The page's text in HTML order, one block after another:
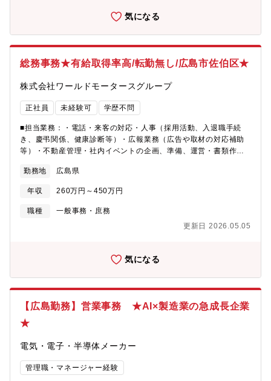
気になる
総務事務★有給取得率高/転勤無し/広島市佐伯区★
株式会社ワールドモータースグループ
正社員 未経験可 学歴不問
■担当業務：・電話・来客の対応・人事（採用活動、入退職手続
き、慶弔関係、健康診断等）・広報業務（広告や取材の対応補助
等）・不動産管理・社内イベントの企画、準備、運営・書類作成
現金の入出金管理、経費精算※幅広い業務をお任せしますが、そ
の中でも多くある業務としてはお電話対応、来客対応、経費精算
となります。業務負担が個人に偏らないように部署内で協力しあ
う組織です。■入社後の流れ：入社後は総務・経理部門のサポート
なビジネスマナーやPCスキル、コミュニケーション能力を身に付
る場面もあります。将来的には主体的に様々な業務に取り組んで
いただけるよう丁寧な指導をさせていただきます。幅広くスキル
を身に着けられるだけでなく、人事、広報、経理など、貴方の特
性を生かした業務や、やりたい仕事を中心に取り組める環境がご
ざいます。■組織構成：管理本部全体：6名(20代1名、30代2名、
40代2名、50代1名、男性2名・女性4名)【残業】平均13h/月【配
属先】総務部への配属となります。総務部全体は8名体制で経理を
+その他シフト休み（週休2日制）です。チーム内で話し合い、土
得率は職種によりばらつきがありますが総務・経理担当の平均有
勤務地 広島県
年収 260万円～450万円
職種
一般事務・庶務
更新日 2026.05.05
気になる
【広島勤務】営業事務 ★AI×製造業の急成長企業
★
電気・電子・半導体メーカー
管理職・マネージャー経験